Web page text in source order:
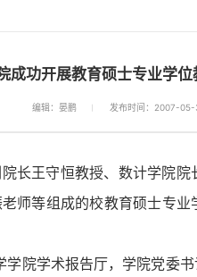
成功开展教育硕士专业学
编辑：晏鹏 发布时间：2007-05-
长王守恒教授、数计学院
师等组成的校教育硕士专
学院学术报告厅，学院党委